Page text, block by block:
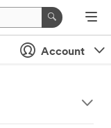
Account